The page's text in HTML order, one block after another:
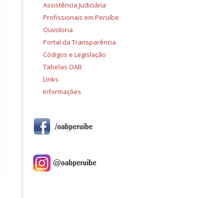
Assistência Judiciária
Profissionais em Peruíbe
Ouvidoria
Portal da Transparência
Códigos e Legislação
Tabelas OAB
Links
Informações